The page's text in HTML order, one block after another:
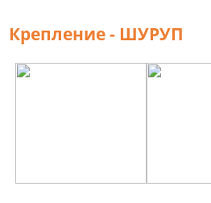
Крепление - ШУРУП